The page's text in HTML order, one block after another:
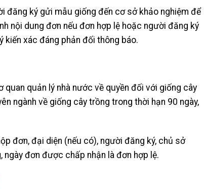
đăng ký gửi mẫu giống đến cơ sở khảo nghiệm để
nội dung đơn nếu đơn hợp lệ hoặc người đăng ký
xác đáng phản đối thông báo.
quản lý nhà nước về quyền đối với giống cây
ngành về giống cây trồng trong thời hạn 90 ngày,
đơn, đại diện (nếu có), người đăng ký, chủ sở
ngày đơn được chấp nhận là đơn hợp lệ.